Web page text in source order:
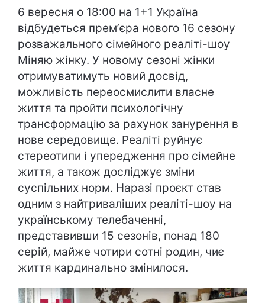
6 вересня о 18:00 на 1+1 Україна
відбудеться премʼєра нового 16 сезону
розважального сімейного реаліті-шоу
Міняю жінку. У новому сезоні жінки
отримуватимуть новий досвід,
можливість переосмислити власне
життя та пройти психологічну
трансформацію за рахунок занурення в
нове середовище. Реаліті руйнує
стереотипи і упередження про сімейне
життя, а також досліджує зміни
суспільних норм. Наразі проєкт став
одним з найтриваліших реаліті-шоу на
українському телебаченні,
представивши 15 сезонів, понад 180
серій, майже чотири сотні родин, чиє
життя кардинально змінилося.